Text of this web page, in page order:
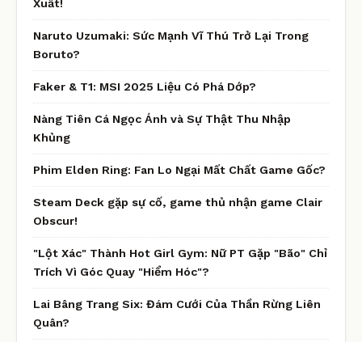
Xuất!
Naruto Uzumaki: Sức Mạnh Vĩ Thú Trở Lại Trong
Boruto?
Faker & T1: MSI 2025 Liệu Có Phá Dớp?
Nàng Tiên Cá Ngọc Ánh và Sự Thật Thu Nhập
Khủng
Phim Elden Ring: Fan Lo Ngại Mất Chất Game Gốc?
Steam Deck gặp sự cố, game thủ nhận game Clair
Obscur!
"Lột Xác" Thành Hot Girl Gym: Nữ PT Gặp "Bão" Chỉ
Trích Vì Góc Quay "Hiểm Hóc"?
Lai Bâng Trang Six: Đám Cưới Của Thần Rừng Liên
Quân?